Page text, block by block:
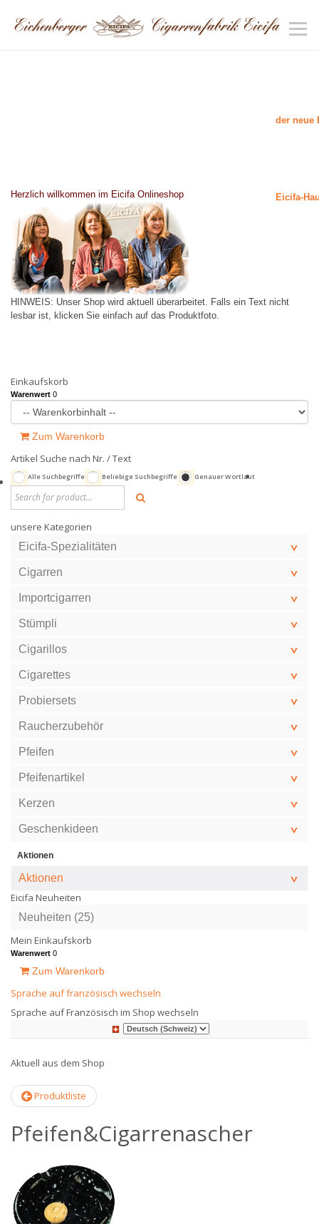
Herzlich willkommen im Eicifa Onlineshop
der neue
Eicifa-
HINWEIS: Unser Shop wird aktuell überarbeitet. Falls ein Text nicht
lesbar ist, klicken Sie einfach auf das Produktfoto.
Einkaufskorb
Warenwert 0
Zum Warenkorb
Artikel Suche nach Nr. / Text
Alle Suchbegriffe Beliebige Suchbegriffe Genauer Wortlaut
unsere Kategorien
Eicifa-Spezialitäten
Cigarren
Importcigarren
Stümpli
Cigarillos
Cigarettes
Probiersets
Raucherzubehör
Pfeifen
Pfeifenartikel
Kerzen
Geschenkideen
Aktionen
Aktionen
Eicifa Neuheiten
Neuheiten (25)
Mein Einkaufskorb
Warenwert 0
Zum Warenkorb
Sprache auf französisch wechseln
Sprache auf Französisch im Shop wechseln
Aktuell aus dem Shop
Produktliste
Pfeifen&Cigarrenascher